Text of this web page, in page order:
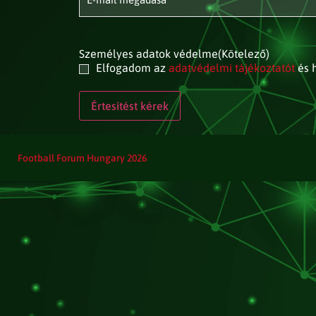
Személyes adatok védelme(Kötelező)
Elfogadom az adatvédelmi tájékoztatótés
Football Forum Hungary 2026